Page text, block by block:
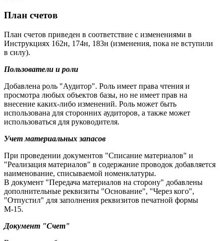
План счетов
План счетов приведен в соответствие с изменениями в
Инструкциях 162н, 174н, 183н (изменения, пока не вступили
в силу).
Пользователи и роли
Добавлена роль "Аудитор". Роль имеет права чтения и
просмотра любых объектов базы, но не имеет прав на
внесение каких-либо изменений. Роль может быть
использована для сторонних аудиторов, а также может
использоваться для руководителя.
Учет материальных запасов
При проведении документов "Списание материалов" и
"Реализация материалов" в содержание проводок добавляется
наименование, списываемой номенклатуры.
В документ "Передача материалов на сторону" добавлены
дополнительные реквизиты "Основание", "Через кого",
"Отпустил" для заполнения реквизитов печатной формы
М-15.
Документ "Счет"